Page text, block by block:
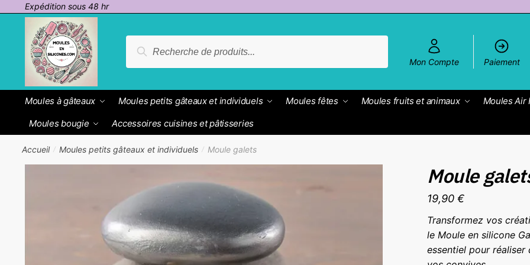
Passer
navigation
contenu
Expédition sous 48 hr
pour :
Recherche
Mon Compte
Paiement
Moules à gâteaux Moules petits gâteaux et individuels Moules fêtes Moules fruits et animaux
Moules Air
Moules bougie
Accessoires cuisines et pâtisseries
Accueil / Moules petits gâteaux et individuels / Moule galets
Moule
19,90€
Transformez vos
le Moule en silicone
essentiel pour